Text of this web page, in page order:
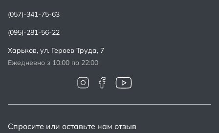
Спросите или оставьте нам отзыв
(057)-341-75-63
(095)-281-56-22
Харьков, ул. Героев Труда, 7
Ежедневно з 10:00 по 22:00